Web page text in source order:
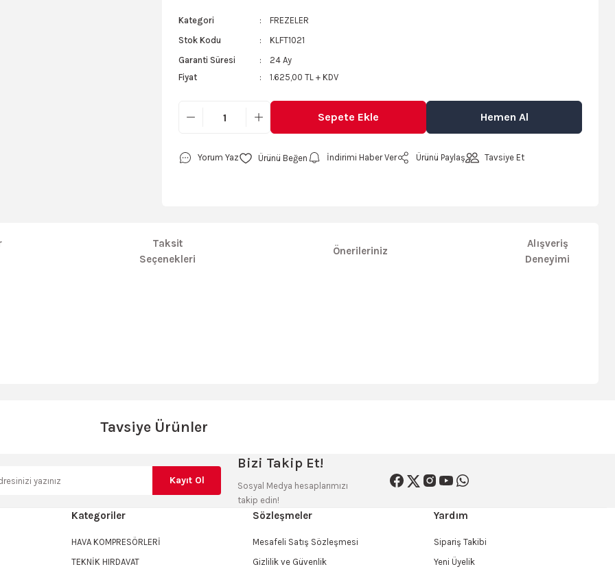
Kategori
FREZELER
Stok Kodu
KLFT1021
Garanti Süresi
24 Ay
Fiyat
1.625,00 TL + KDV
Sepete Ekle Hemen Al
Yorum Yaz İndirimi Haber Ver Ürünü Paylaş Tavsiye Et
Taksit
Seçenekleri
Önerileriniz
Alışveriş
Deneyimi
Tavsiye Ürünler
Kayıt Ol
Bizi Takip Et!
Sosyal Medya hesaplarımızı
takip edin!
Kategoriler
HAVA KOMPRESÖRLERİ
TEKNİK HIRDAVAT
Sözleşmeler
Mesafeli Satış Sözleşmesi
Gizlilik ve Güvenlik
Yardım
Sipariş Takibi
Yeni Üyelik